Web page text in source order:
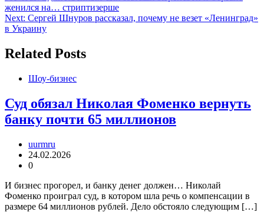
по
записям
женился на… стриптизерше
Next: Сергей Шнуров рассказал, почему не везет «Ленинград»
в Украину
Related Posts
Шоу-бизнес
Суд обязал Николая Фоменко вернуть
банку почти 65 миллионов
uurmru
24.02.2026
0
И бизнес прогорел, и банку денег должен… Николай
Фоменко проиграл суд, в котором шла речь о компенсации в
размере 64 миллионов рублей. Дело обстояло следующим […]